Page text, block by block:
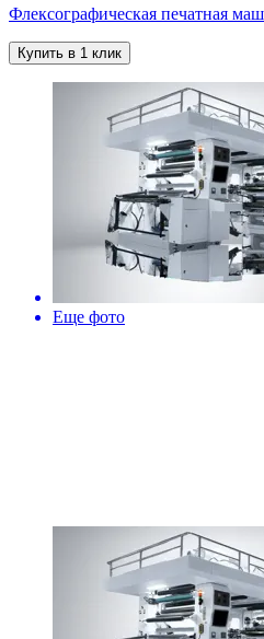
Флексографическая печатная
Купить в 1 клик
Еще фото